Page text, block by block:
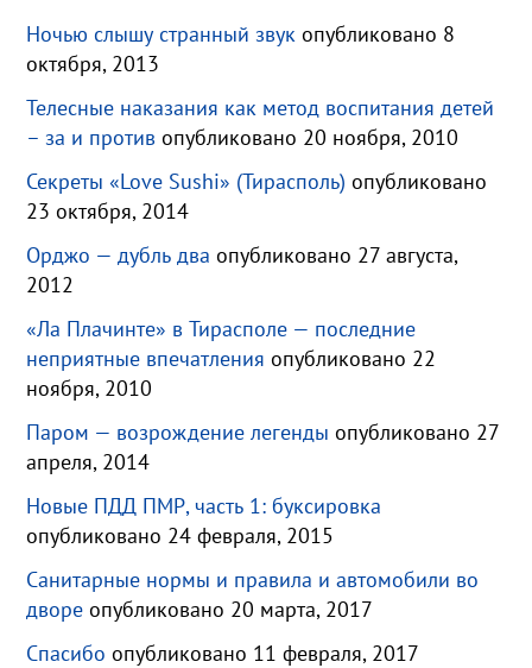
Ночью слышу странный звук опубликовано 8
октября, 2013
Телесные наказания как метод воспитания детей
– за и против опубликовано 20 ноября, 2010
Секреты «Love Sushi» (Тирасполь) опубликовано
23 октября, 2014
Орджо — дубль два опубликовано 27 августа,
2012
«Ла Плачинте» в Тирасполе — последние
неприятные впечатления опубликовано 22
ноября, 2010
Паром — возрождение легенды опубликовано 27
апреля, 2014
Новые ПДД ПМР, часть 1: буксировка
опубликовано 24 февраля, 2015
Санитарные нормы и правила и автомобили во
дворе опубликовано 20 марта, 2017
Спасибо опубликовано 11 февраля, 2017